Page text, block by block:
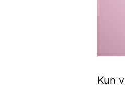
Kun